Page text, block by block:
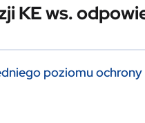
KE ws.
poziomu